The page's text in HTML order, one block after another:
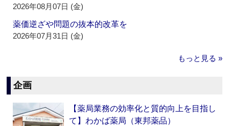
2026年08月07日 (金)
薬価逆ざや問題の抜本的改革を
2026年07月31日 (金)
もっと見る »
企画
【薬局業務の効率化と質的向上を目指し
て】わかば薬局（東邦薬品）